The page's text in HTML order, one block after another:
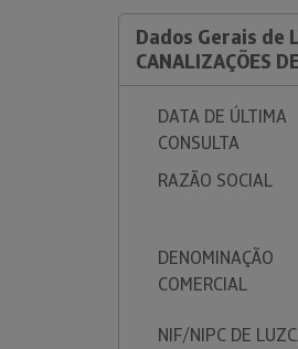
Dados Gerais de
CANALIZAÇÕES
DATA DE ÚLTIMA
CONSULTA
RAZÃO SOCIAL
DENOMINAÇÃO
COMERCIAL
NIF/NIPC DE